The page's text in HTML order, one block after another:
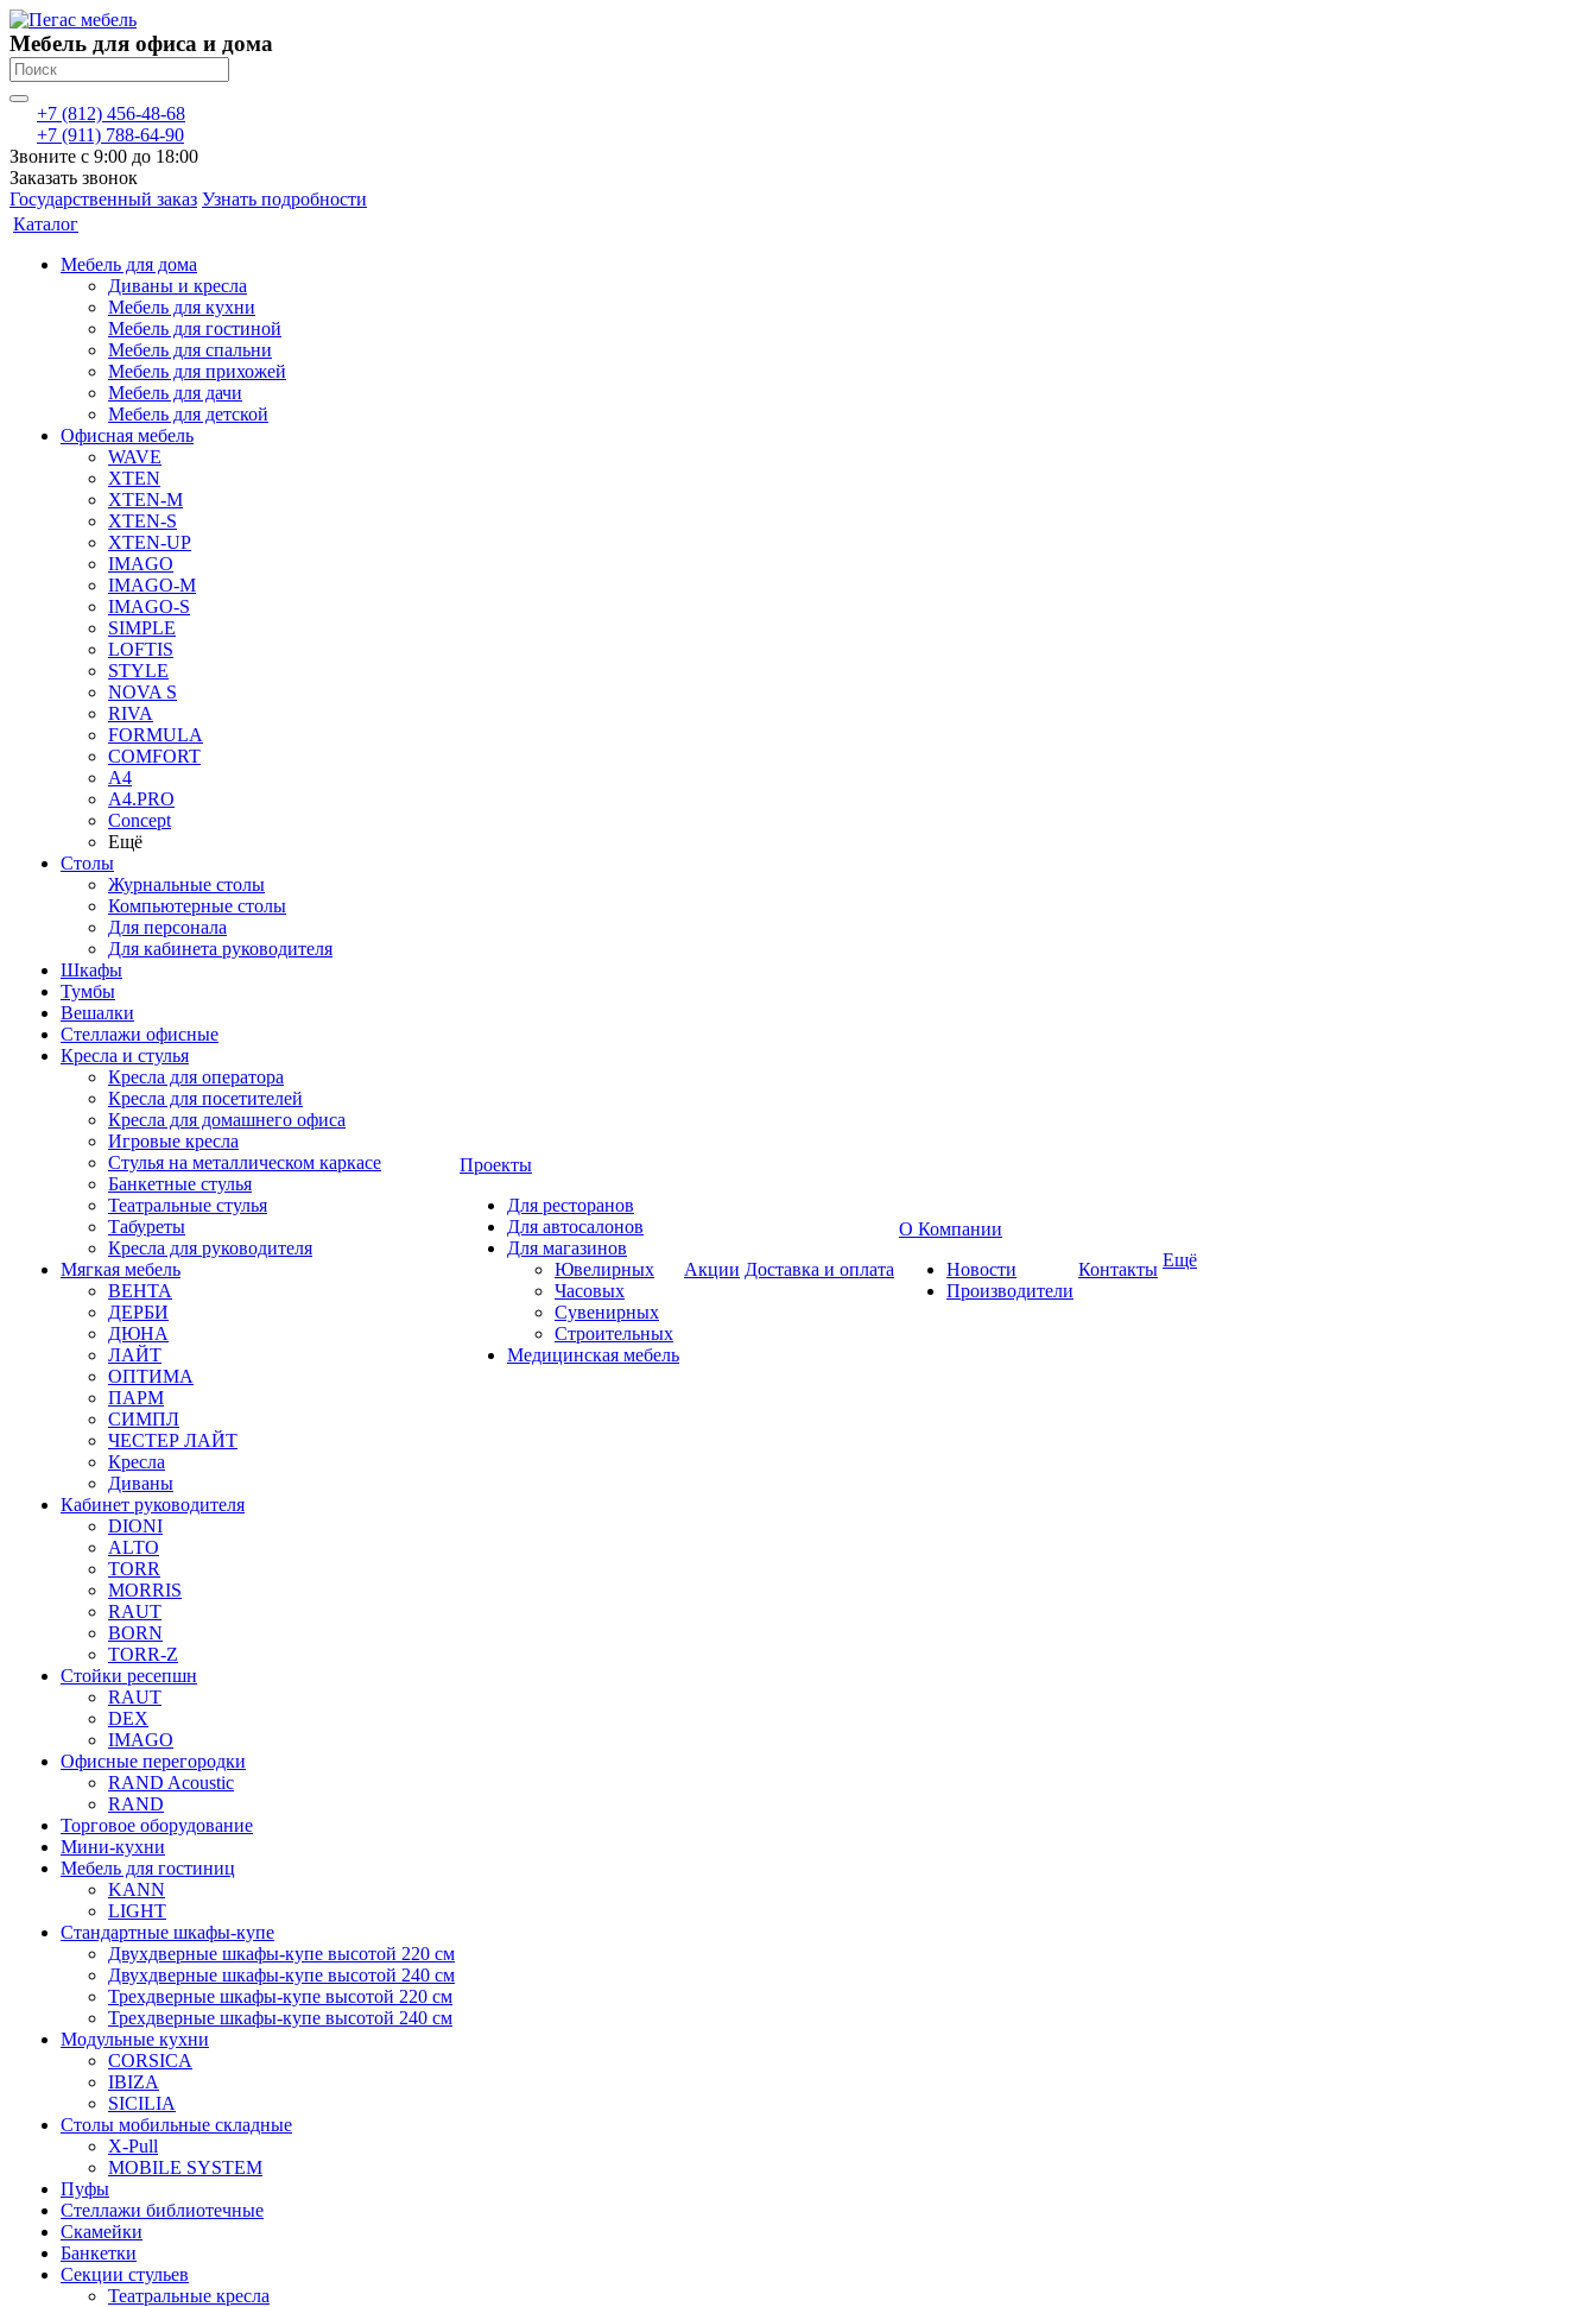
Мебель для офиса и дома
+7 (812) 456-48-68
+7 (911) 788-64-90
Звоните с 9:00 до 18:00
Заказать звонок
Государственный заказ Узнать подробности
Каталог
Мебель для дома
Диваны и кресла
Мебель для кухни
Мебель для гостиной
Мебель для спальни
Мебель для прихожей
Мебель для дачи
Мебель для детской
Офисная мебель
WAVE
XTEN
XTEN-M
XTEN-S
XTEN-UP
IMAGO
IMAGO-M
IMAGO-S
SIMPLE
LOFTIS
STYLE
NOVA S
RIVA
FORMULA
COMFORT
A4
A4.PRO
Concept
Ещё
Столы
Журнальные столы
Компьютерные столы
Для персонала
Для кабинета руководителя
Шкафы
Тумбы
Вешалки
Стеллажи офисные
Кресла и стулья
Кресла для оператора
Кресла для посетителей
Кресла для домашнего офиса
Игровые кресла
Стулья на металлическом каркасе
Банкетные стулья
Театральные стулья
Табуреты
Кресла для руководителя
Мягкая мебель
ВЕНТА
ДЕРБИ
ДЮНА
ЛАЙТ
ОПТИМА
ПАРМ
СИМПЛ
ЧЕСТЕР ЛАЙТ
Кресла
Диваны
Кабинет руководителя
DIONI
ALTO
TORR
MORRIS
RAUT
BORN
TORR-Z
Стойки ресепшн
RAUT
DEX
IMAGO
Офисные перегородки
RAND Acoustic
RAND
Торговое оборудование
Мини-кухни
Мебель для гостиниц
KANN
LIGHT
Стандартные шкафы-купе
Двухдверные шкафы-купе высотой 220 см
Двухдверные шкафы-купе высотой 240 см
Трехдверные шкафы-купе высотой 220 см
Трехдверные шкафы-купе высотой 240 см
Модульные кухни
CORSICA
IBIZA
SICILIA
Столы мобильные складные
X-Pull
MOBILE SYSTEM
Пуфы
Стеллажи библиотечные
Скамейки
Банкетки
Секции стульев
Театральные кресла
Проекты
Для ресторанов
Для автосалонов
Для магазинов
Ювелирных
Часовых
Сувенирных
Строительных
Медицинская мебель
Акции Доставка и оплата
О Компании
Новости
Производители
Контакты Ещё